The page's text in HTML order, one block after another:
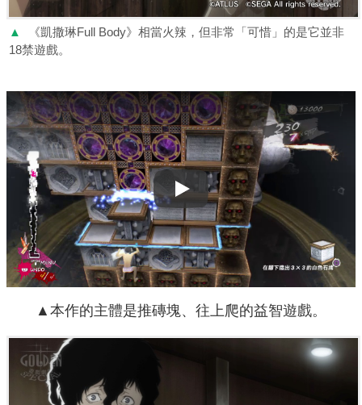
▲
《凱撒琳Full Body》相當火辣，但非常「可惜」的是它並非
18禁遊戲。
Play
▲本作的主體是推磚塊、往上爬的益智遊戲。